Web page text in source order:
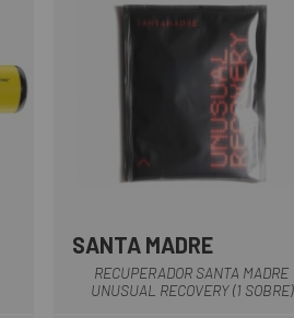
Multi
SANTA MADRE
RECUPERADOR SANTA MADRE
UNUSUAL RECOVERY (1 SOBRE)